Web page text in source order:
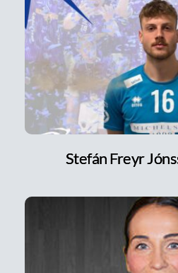
Stefán Freyr